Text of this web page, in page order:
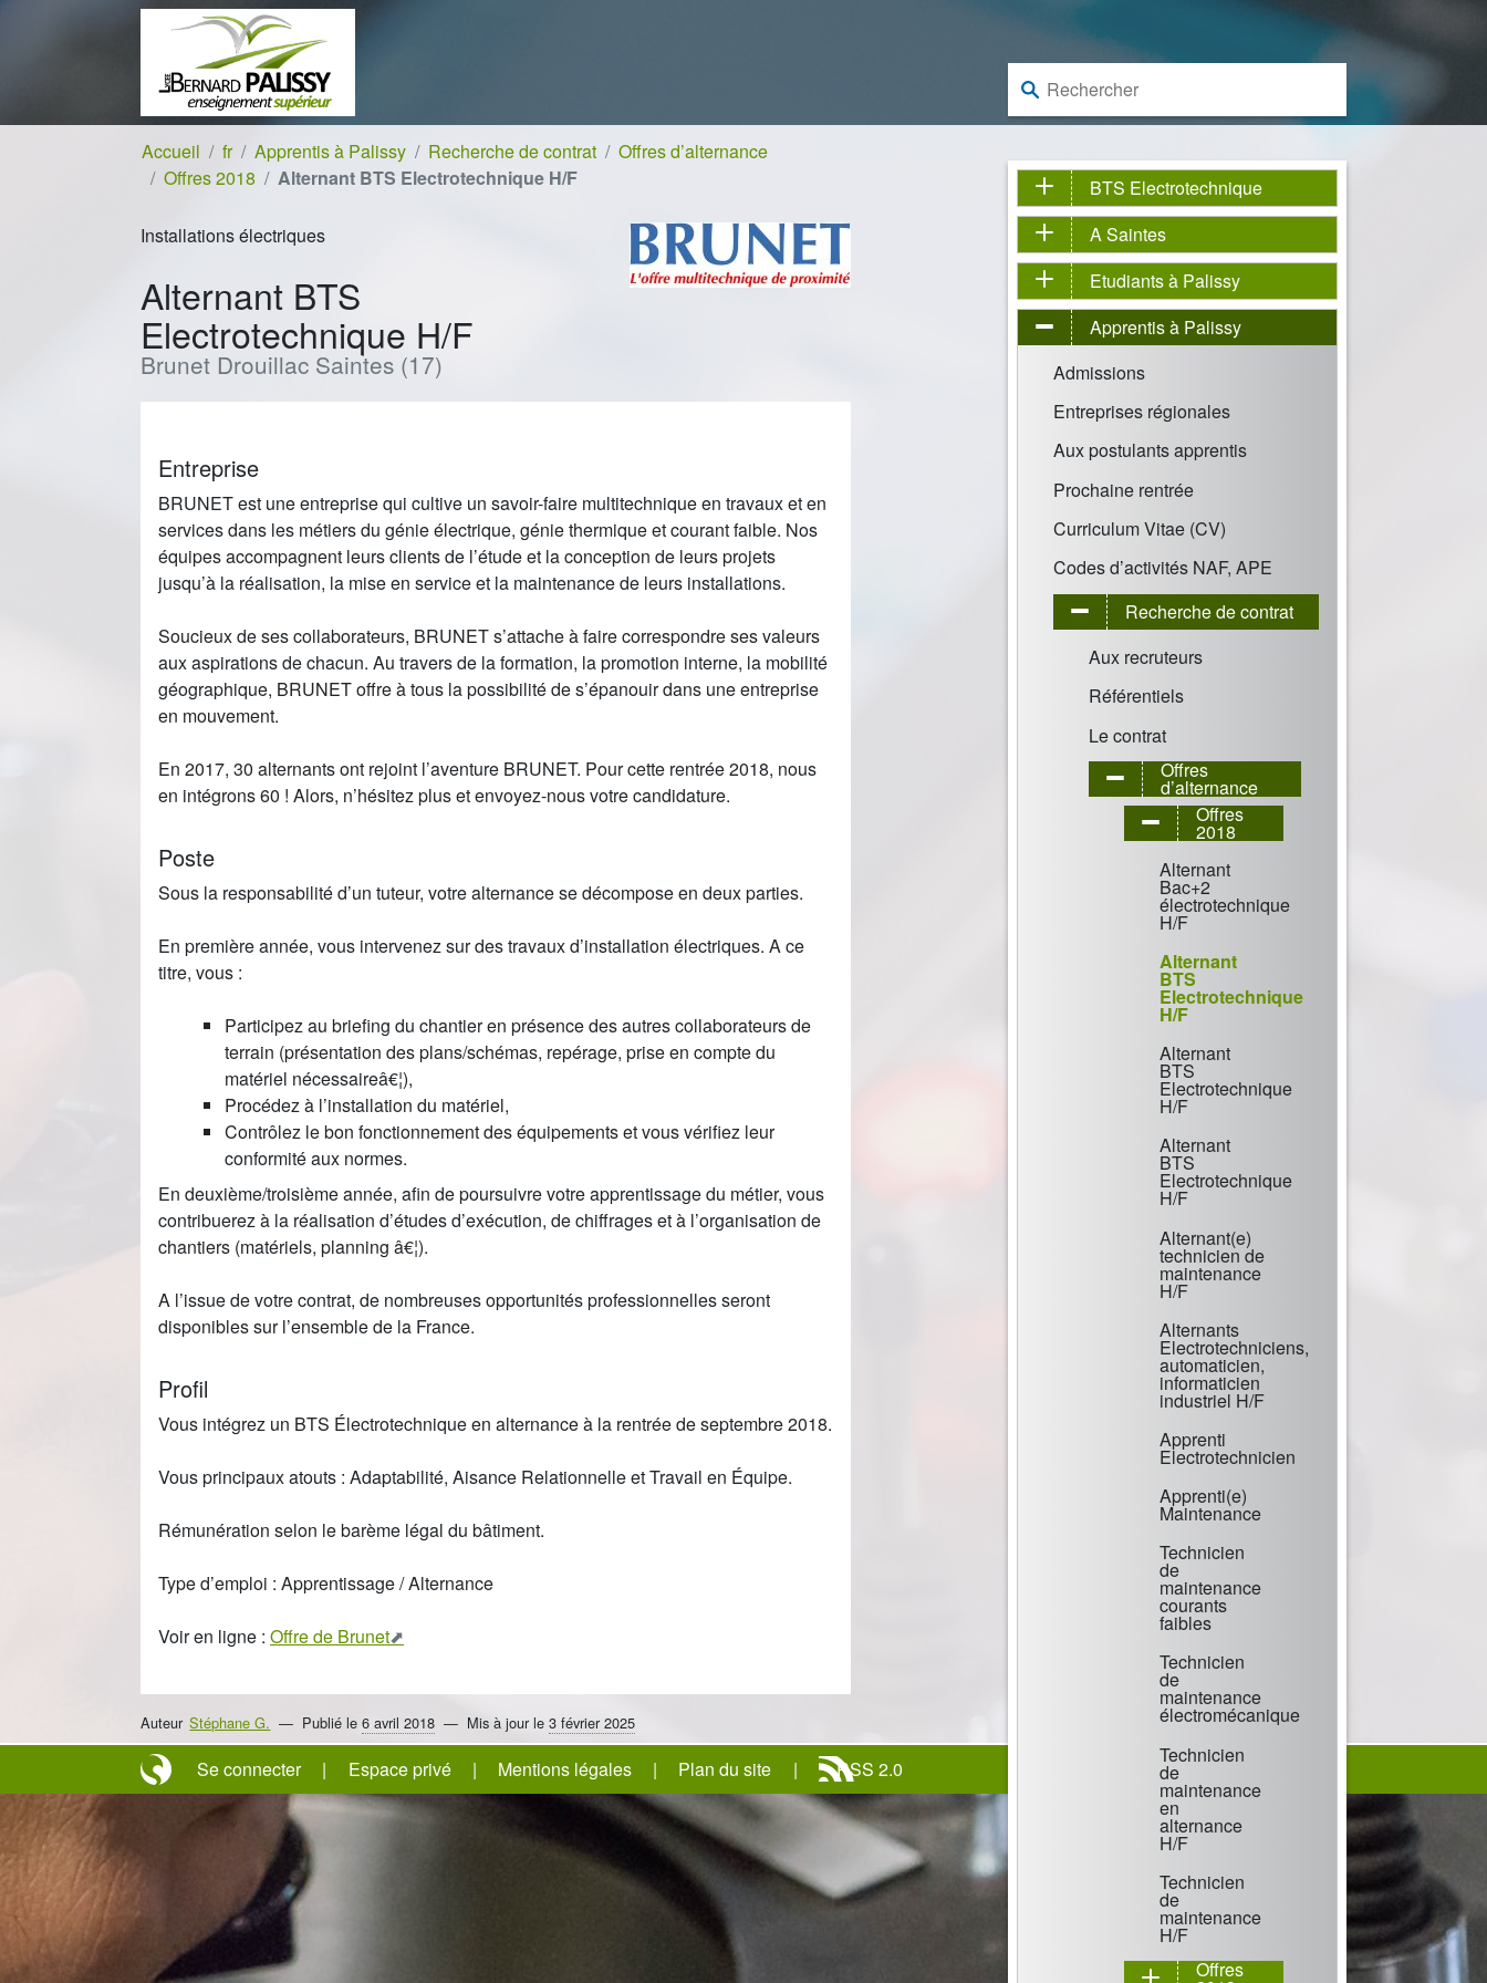
Aller à la navigation
Rechercher :
Accueil fr Apprentis à Palissy Recherche de contrat
Offres d’alternance
Offres 2018
Alternant BTS Electrotechnique H/F
Installations électriques
Alternant BTS
Electrotechnique H/F
Brunet Drouillac Saintes (17)
Entreprise
BRUNET est une entreprise qui cultive un savoir-faire multitechnique en travaux et en
services dans les métiers du génie électrique, génie thermique et courant faible. Nos
équipes accompagnent leurs clients de l’étude et la conception de leurs projets
jusqu’à la réalisation, la mise en service et la maintenance de leurs installations.
Soucieux de ses collaborateurs, BRUNET s’attache à faire correspondre ses valeurs
aux aspirations de chacun. Au travers de la formation, la promotion interne, la mobilité
géographique, BRUNET offre à tous la possibilité de s’épanouir dans une entreprise
en mouvement.
En 2017, 30 alternants ont rejoint l’aventure BRUNET. Pour cette rentrée 2018, nous
en intégrons 60 ! Alors, n’hésitez plus et envoyez-nous votre candidature.
Poste
Sous la responsabilité d’un tuteur, votre alternance se décompose en deux parties.
En première année, vous intervenez sur des travaux d’installation électriques. A ce
titre, vous :
Participez au briefing du chantier en présence des autres collaborateurs de
terrain (présentation des plans/schémas, repérage, prise en compte du
matériel nécessaireâ€¦),
Procédez à l’installation du matériel,
Contrôlez le bon fonctionnement des équipements et vous vérifiez leur
conformité aux normes.
En deuxième/troisième année, afin de poursuivre votre apprentissage du métier, vous
contribuerez à la réalisation d’études d’exécution, de chiffrages et à l’organisation de
chantiers (matériels, planning â€¦).
A l’issue de votre contrat, de nombreuses opportunités professionnelles seront
disponibles sur l’ensemble de la France.
Profil
Vous intégrez un BTS Électrotechnique en alternance à la rentrée de septembre 2018.
Vous principaux atouts : Adaptabilité, Aisance Relationnelle et Travail en Équipe.
Rémunération selon le barème légal du bâtiment.
Type d’emploi : Apprentissage / Alternance
Voir en ligne : Offre de Brunet
Auteur Stéphane G. Publié le6 avril 2018 Mis à jour le 3 février 2025
BTS Electrotechnique
A Saintes
Etudiants à Palissy
Apprentis à Palissy
Admissions
Entreprises régionales
Aux postulants apprentis
Prochaine rentrée
Curriculum Vitae (CV)
Codes d’activités NAF, APE
Recherche de contrat
Aux recruteurs
Référentiels
Le contrat
Offres
d’alternance
Offres
2018
Alternant
Bac+2
électrotechnique
H/F
Alternant
BTS
Electrotechnique
H/F
Alternant
BTS
Electrotechnique
H/F
Alternant
BTS
Electrotechnique
H/F
Alternant(e)
technicien de
maintenance
H/F
Alternants
Electrotechniciens,
automaticien,
informaticien
industriel H/F
Apprenti
Electrotechnicien
Apprenti(e)
Maintenance
Technicien
de
maintenance
courants
faibles
Technicien
de
maintenance
électromécanique
Technicien
de
maintenance
en
alternance
H/F
Technicien
de
maintenance
H/F
Offres
Se connecter Espace privé Mentions légales Plan du site RSS 2.0